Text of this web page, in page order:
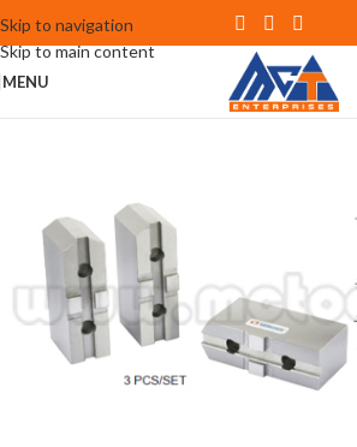
Skip to navigation
Skip to main content
MENU